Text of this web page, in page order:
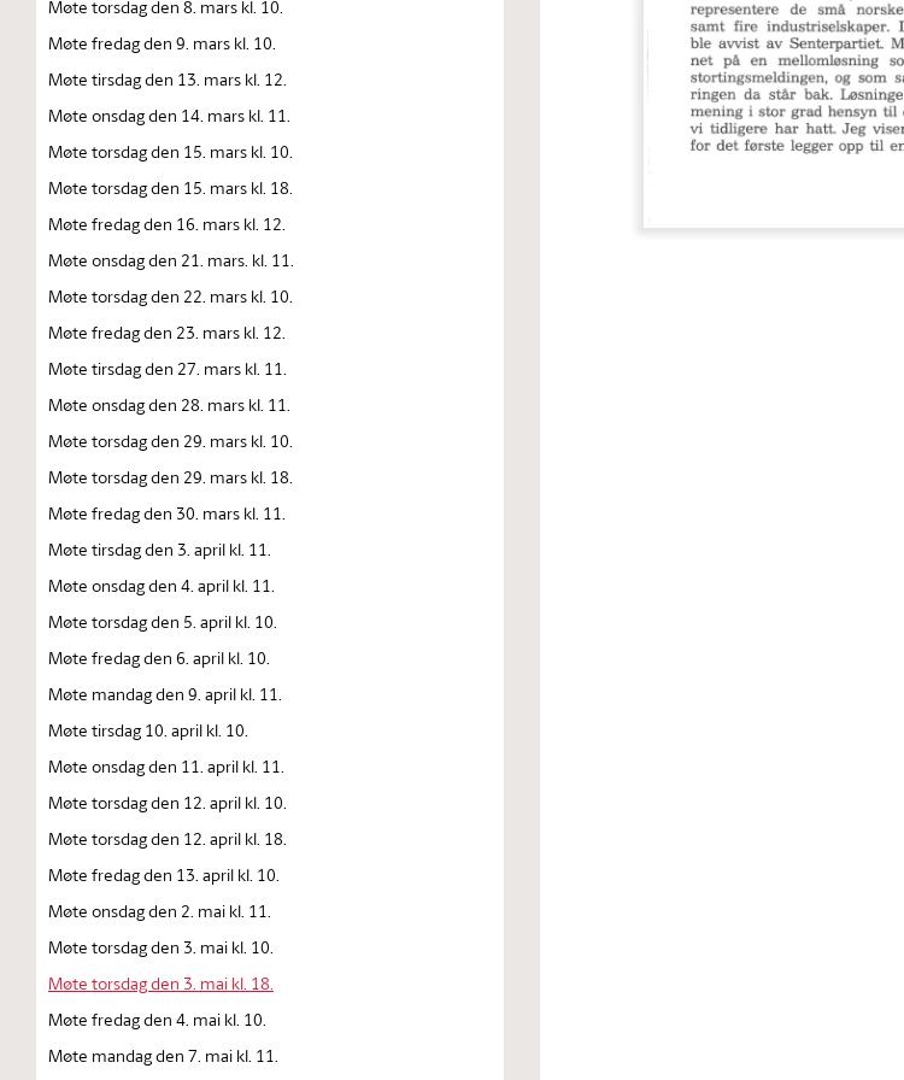
Møte torsdag den 8. mars kl. 10.
Møte fredag den 9. mars kl. 10.
Møte tirsdag den 13. mars kl. 12.
Møte onsdag den 14. mars kl. 11.
Møte torsdag den 15. mars kl. 10.
Møte torsdag den 15. mars kl. 18.
Møte fredag den 16. mars kl. 12.
Møte onsdag den 21. mars. kl. 11.
Møte torsdag den 22. mars kl. 10.
Møte fredag den 23. mars kl. 12.
Møte tirsdag den 27. mars kl. 11.
Møte onsdag den 28. mars kl. 11.
Møte torsdag den 29. mars kl. 10.
Møte torsdag den 29. mars kl. 18.
Møte fredag den 30. mars kl. 11.
Møte tirsdag den 3. april kl. 11.
Møte onsdag den 4. april kl. 11.
Møte torsdag den 5. april kl. 10.
Møte fredag den 6. april kl. 10.
Møte mandag den 9. april kl. 11.
Møte tirsdag 10. april kl. 10.
Møte onsdag den 11. april kl. 11.
Møte torsdag den 12. april kl. 10.
Møte torsdag den 12. april kl. 18.
Møte fredag den 13. april kl. 10.
Møte onsdag den 2. mai kl. 11.
Møte torsdag den 3. mai kl. 10.
Møte torsdag den 3. mai kl. 18.
Møte fredag den 4. mai kl. 10.
Møte mandag den 7. mai kl. 11.